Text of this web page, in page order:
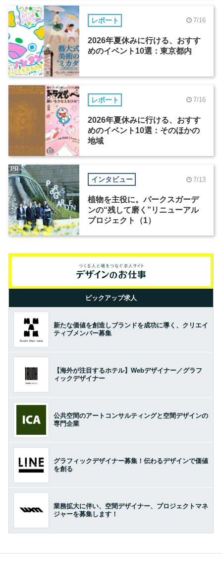
レポート 7/16
2026年夏休みに行ける、おすす
めのイベント10選：東京都内
レポート 7/16
2026年夏休みに行ける、おすす
めのイベント10選：そのほかの
地域
インタビュー 7/13
植物を主役に。パークスガーデ
ンの“残して磨く”リニューアル
プロジェクト（1）
PR
ピックアップ求人
新たな価値を創造しブランドを成功に導く、クリエイ
ティブメンバー募集
【海外が注目するホテル】Webデザイナー／グラフ
ィックデザイナー
公共空間のアートコンサルティングと空間デザインの
専門企業
グラフィックデザイナー募集！伝わるデザインで価値
を創る
業務拡大に伴い、空間デザイナー、プロジェクトマネ
ジャーを募集します！